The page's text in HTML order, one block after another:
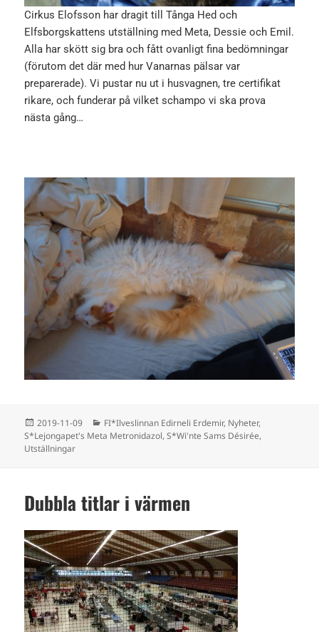
Cirkus Elofsson har dragit till Tånga Hed och
Elfsborgskattens utställning med Meta, Dessie och Emil.
Alla har skött sig bra och fått ovanligt fina bedömningar
(förutom det där med hur Vanarnas pälsar var
preparerade). Vi pustar nu ut i husvagnen, tre certifikat
rikare, och funderar på vilket schampo vi ska prova
nästa gång…
Postat
2019-11-09 Kategorier
FI*Ilveslinnan Edirneli Erdemir, Nyheter,
S*Lejongapet's Meta Metronidazol,S*Wi'nte Sams Désirée,
Utställningar
Dubbla titlar i värmen